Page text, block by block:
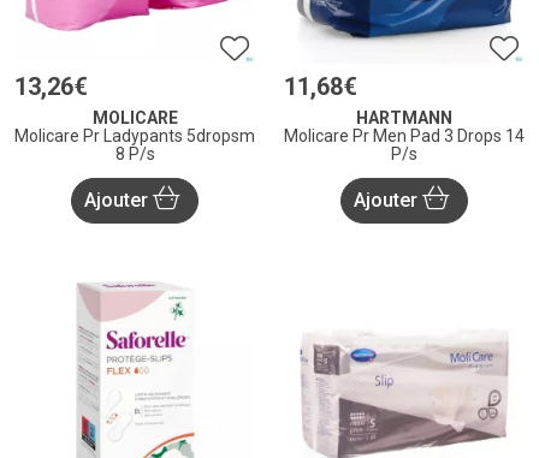
13,26€
MOLICARE
Molicare Pr Ladypants 5dropsm
8 P/s
Ajouter
11 ,68€
HARTMANN
Molicare Pr Men Pad 3 Drops 14
P/s
Ajouter